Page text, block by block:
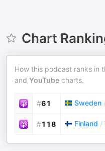
Chart
How this podcast ranks in
and YouTube charts.
#61 Sweden
#118 Finland /